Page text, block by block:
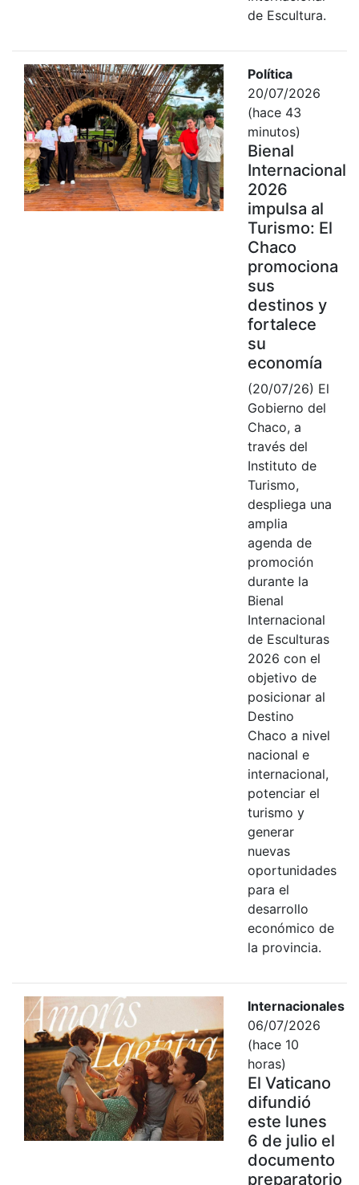
de Escultura.
Política
20/07/2026
(hace 43
minutos)
Bienal
Internacional
2026
impulsa al
Turismo: El
Chaco
promociona
sus
destinos y
fortalece
su
economía
(20/07/26) El
Gobierno del
Chaco, a
través del
Instituto de
Turismo,
despliega una
amplia
agenda de
promoción
durante la
Bienal
Internacional
de Esculturas
2026 con el
objetivo de
posicionar al
Destino
Chaco a nivel
nacional e
internacional,
potenciar el
turismo y
generar
nuevas
oportunidades
para el
desarrollo
económico de
la provincia.
Internacionales
06/07/2026
(hace 10
horas)
El Vaticano
difundió
este lunes
6 de julio el
documento
preparatorio